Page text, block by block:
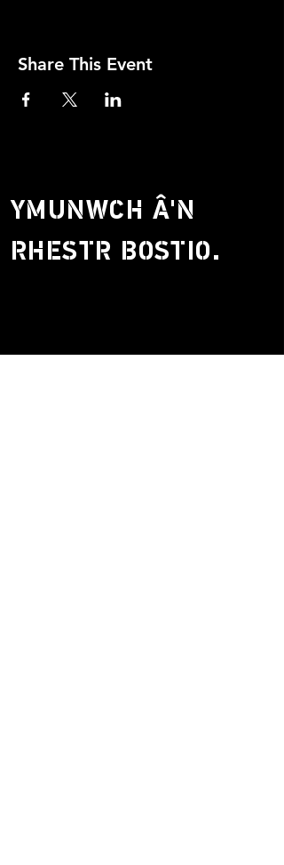
Share This Event
YMUNWCH Â'N
RHESTR BOSTIO.